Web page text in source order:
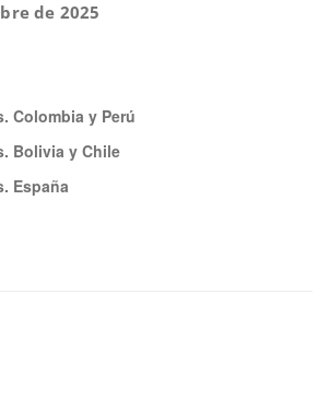
de 2025
Colombia y Perú
Bolivia y Chile
España